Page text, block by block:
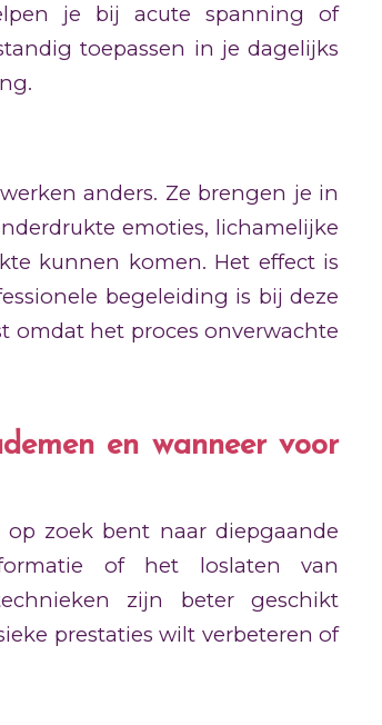
je bij acute spanning of
toepassen in je dagelijks
anders. Ze brengen je in
emoties, lichamelijke
kunnen komen. Het effect is
begeleiding is bij deze
omdat het proces onverwachte
en wanneer voor
zoek bent naar diepgaande
of het loslaten van
zijn beter geschikt
prestaties wilt verbeteren of